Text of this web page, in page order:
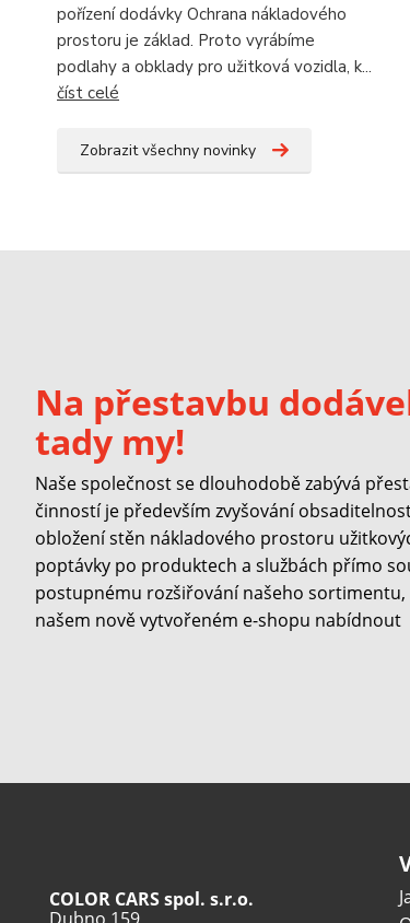
pořízení dodávky Ochrana nákladového
prostoru je základ. Proto vyrábíme
podlahy a obklady pro užitková vozidla, k...
číst celé
Zobrazit všechny novinky
Na přestavbu
tady my!
Naše společnost se dlouhodobě zabývá
činností je především zvyšování
obložení stěn nákladového prostoru
poptávky po produktech a službách přímo
postupnému rozšiřování našeho
našem nově vytvořeném e-shopu nabídnout
COLOR CARS spol. s.r.o.